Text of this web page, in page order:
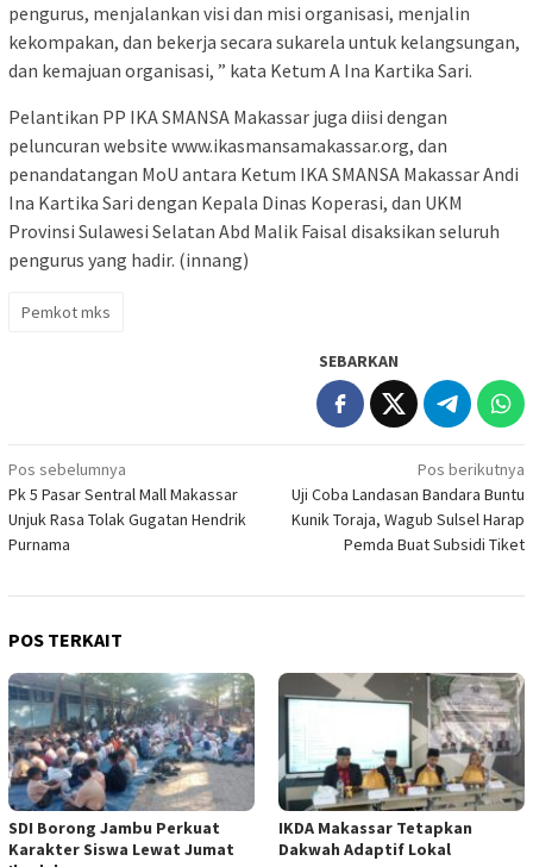
pengurus, menjalankan visi dan misi organisasi, menjalin
kekompakan, dan bekerja secara sukarela untuk kelangsungan,
dan kemajuan organisasi, ” kata Ketum A Ina Kartika Sari.
Pelantikan PP IKA SMANSA Makassar juga diisi dengan
peluncuran website www.ikasmansamakassar.org, dan
penandatangan MoU antara Ketum IKA SMANSA Makassar Andi
Ina Kartika Sari dengan Kepala Dinas Koperasi, dan UKM
Provinsi Sulawesi Selatan Abd Malik Faisal disaksikan seluruh
pengurus yang hadir. (innang)
Pemkot mks
SEBARKAN
Navigasi
pos
Pos sebelumnya
Pk 5 Pasar Sentral Mall Makassar
Unjuk Rasa Tolak Gugatan Hendrik
Purnama
Pos berikutnya
Uji Coba Landasan Bandara Buntu
Kunik Toraja, Wagub Sulsel Harap
Pemda Buat Subsidi Tiket
POS TERKAIT
SDI Borong Jambu Perkuat
Karakter Siswa Lewat Jumat
IKDA Makassar Tetapkan
Dakwah Adaptif Lokal